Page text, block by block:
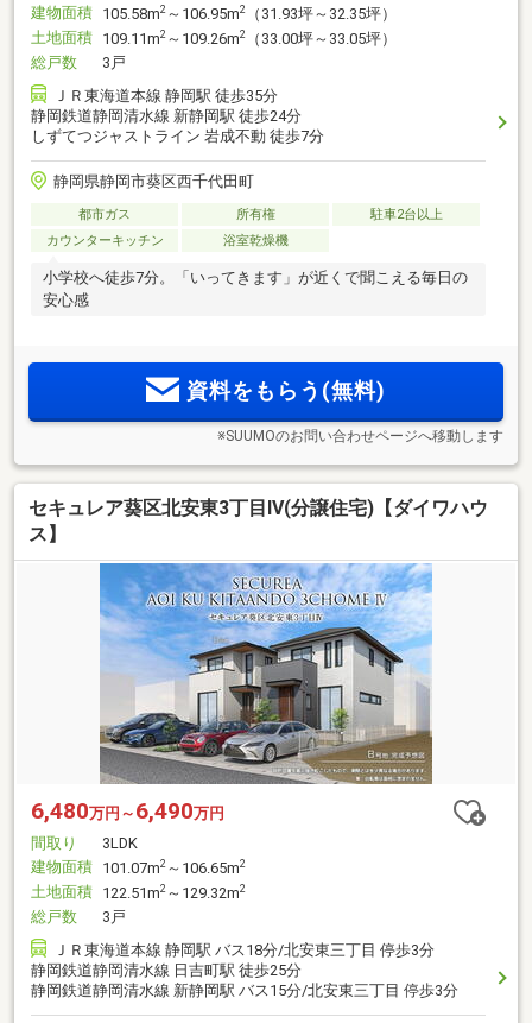
建物面積 105.58m2 ～106.95m2
（31.93坪～32.35坪）
土地面積 109.11m2 ～109.26m2
（33.00坪～33.05坪）
総戸数
3戸
ＪＲ東海道本線 静岡駅 徒歩35分
静岡鉄道静岡清水線 新静岡駅 徒歩24分
しずてつジャストライン 岩成不動 徒歩7分
静岡県静岡市葵区西千代田町
都市ガス 所有権
駐車2台以上
カウンターキッチン
浴室乾燥機
小学校へ徒歩7分。「いってきます」が近くで聞こえる毎日の
安心感
資料をもらう(無料)
※SUUMOのお問い合わせページへ移動します
セキュレア葵区北安東3丁目IV(分譲住宅)【ダイワハウ
ス】
6,480万円～ 6,490万円
間取り
3LDK
建物面積 101.07m2 ～106.65m2
土地面積 122.51m2 ～129.32m2
総戸数
3戸
ＪＲ東海道本線 静岡駅 バス18分/北安東三丁目 停歩3分
静岡鉄道静岡清水線 日吉町駅 徒歩25分
静岡鉄道静岡清水線 新静岡駅 バス15分/北安東三丁目 停歩3分